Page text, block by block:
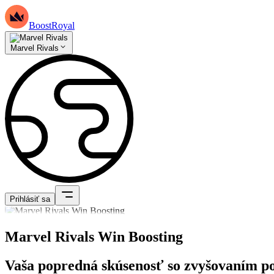
BoostRoyal
Marvel Rivals
Prihlásiť sa
Marvel Rivals Win Boosting
Vaša popredná skúsenosť so zvyšovaním